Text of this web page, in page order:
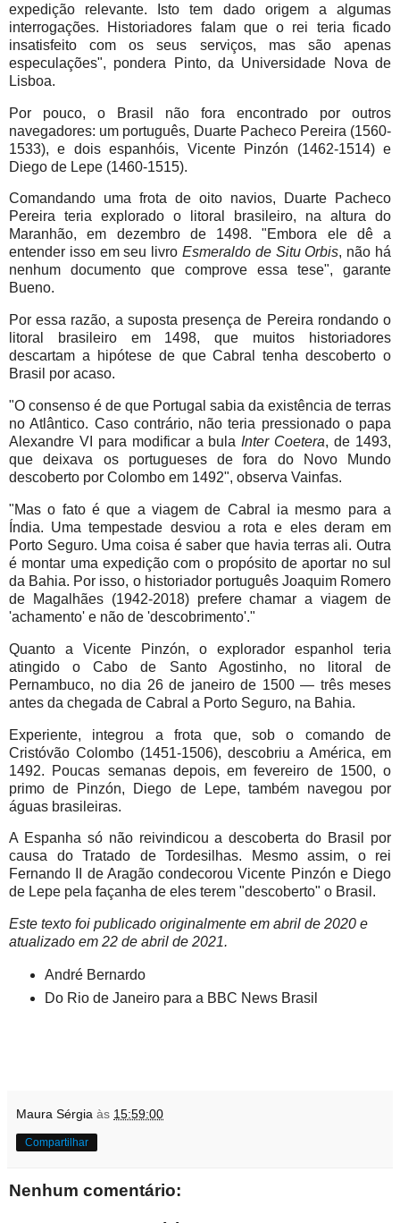
expedição relevante. Isto tem dado origem a algumas
interrogações. Historiadores falam que o rei teria ficado
insatisfeito com os seus serviços, mas são apenas
especulações", pondera Pinto, da Universidade Nova de
Lisboa.
Por pouco, o Brasil não fora encontrado por outros
navegadores: um português, Duarte Pacheco Pereira (1560-
1533), e dois espanhóis, Vicente Pinzón (1462-1514) e
Diego de Lepe (1460-1515).
Comandando uma frota de oito navios, Duarte Pacheco
Pereira teria explorado o litoral brasileiro, na altura do
Maranhão, em dezembro de 1498. "Embora ele dê a
entender isso em seu livro Esmeraldo de Situ Orbis, não há
nenhum documento que comprove essa tese", garante
Bueno.
Por essa razão, a suposta presença de Pereira rondando o
litoral brasileiro em 1498, que muitos historiadores
descartam a hipótese de que Cabral tenha descoberto o
Brasil por acaso.
"O consenso é de que Portugal sabia da existência de terras
no Atlântico. Caso contrário, não teria pressionado o papa
Alexandre VI para modificar a bula Inter Coetera, de 1493,
que deixava os portugueses de fora do Novo Mundo
descoberto por Colombo em 1492", observa Vainfas.
"Mas o fato é que a viagem de Cabral ia mesmo para a
Índia. Uma tempestade desviou a rota e eles deram em
Porto Seguro. Uma coisa é saber que havia terras ali. Outra
é montar uma expedição com o propósito de aportar no sul
da Bahia. Por isso, o historiador português Joaquim Romero
de Magalhães (1942-2018) prefere chamar a viagem de
'achamento' e não de 'descobrimento'."
Quanto a Vicente Pinzón, o explorador espanhol teria
atingido o Cabo de Santo Agostinho, no litoral de
Pernambuco, no dia 26 de janeiro de 1500 — três meses
antes da chegada de Cabral a Porto Seguro, na Bahia.
Experiente, integrou a frota que, sob o comando de
Cristóvão Colombo (1451-1506), descobriu a América, em
1492. Poucas semanas depois, em fevereiro de 1500, o
primo de Pinzón, Diego de Lepe, também navegou por
águas brasileiras.
A Espanha só não reivindicou a descoberta do Brasil por
causa do Tratado de Tordesilhas. Mesmo assim, o rei
Fernando II de Aragão condecorou Vicente Pinzón e Diego
de Lepe pela façanha de eles terem "descoberto" o Brasil.
Este texto foi publicado originalmente em abril de 2020 e
atualizado em 22 de abril de 2021.
André Bernardo
Do Rio de Janeiro para a BBC News Brasil
Maura Sérgia às 15:59:00
Compartilhar
Nenhum comentário: